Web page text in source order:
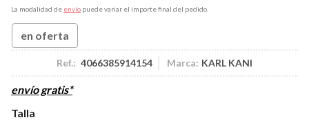
La modalidad de envío puede variar el importe final del pedido.
en oferta
Ref.: 4066385914154 Marca: KARL KANI
envío gratis*
Talla